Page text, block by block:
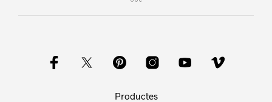
Productes